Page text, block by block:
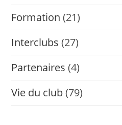
Formation (21)
Interclubs (27)
Partenaires (4)
Vie du club (79)